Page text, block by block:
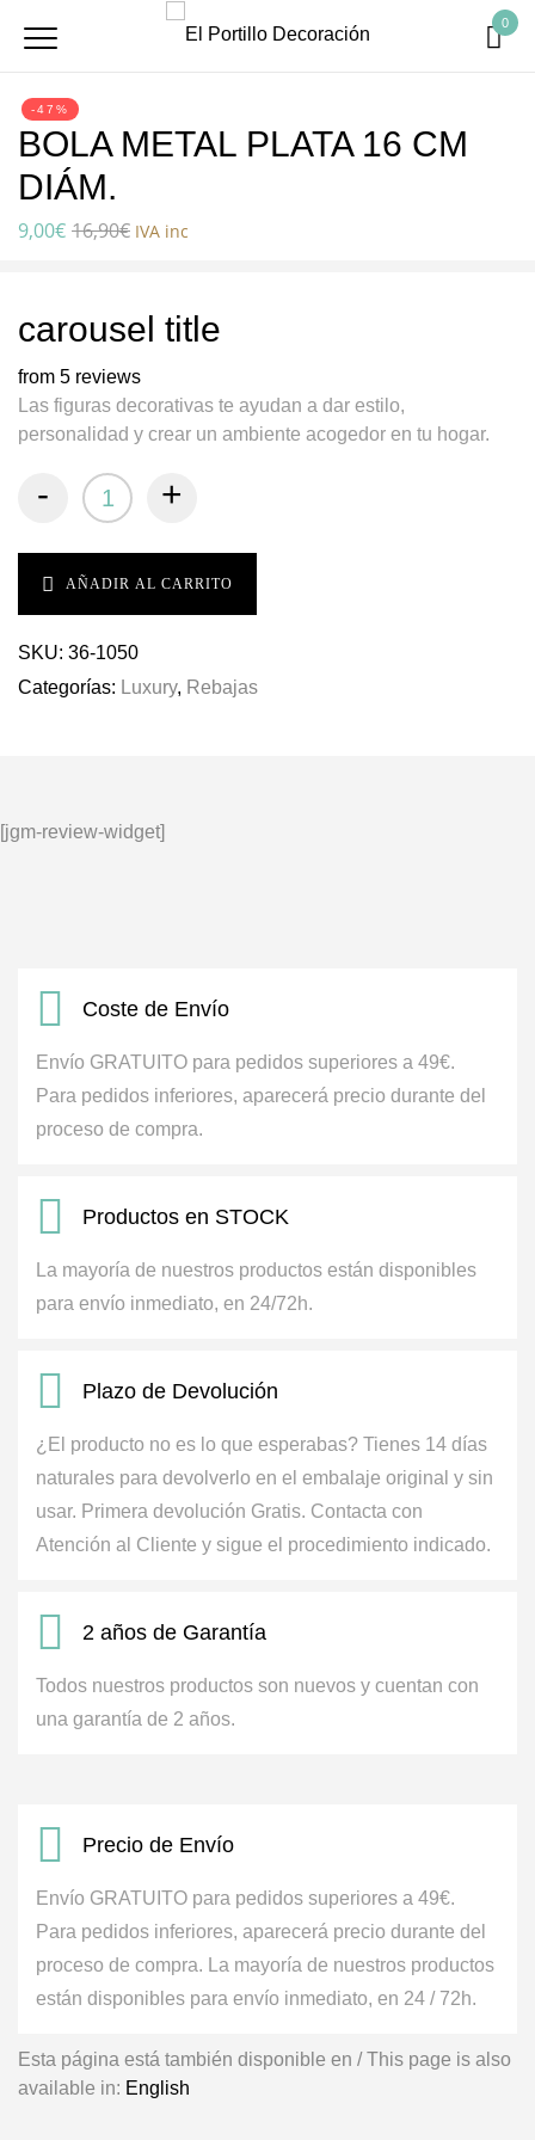
0
-47%
BOLA METAL PLATA 16 CM
DIÁM.
16,90€
9,00€ IVA inc
carousel title
from 5 reviews
Las figuras decorativas te ayudan a dar estilo,
personalidad y crear un ambiente acogedor en tu hogar.
- +
AÑADIR AL CARRITO
SKU: 36-1050
Categorías: Luxury, Rebajas
[jgm-review-widget]
Coste de Envío
Envío GRATUITO para pedidos superiores a 49€.
Para pedidos inferiores, aparecerá precio durante del
proceso de compra.
Productos en STOCK
La mayoría de nuestros productos están disponibles
para envío inmediato, en 24/72h.
Plazo de Devolución
¿El producto no es lo que esperabas? Tienes 14 días
naturales para devolverlo en el embalaje original y sin
usar. Primera devolución Gratis. Contacta con
Atención al Cliente y sigue el procedimiento indicado.
2 años de Garantía
Todos nuestros productos son nuevos y cuentan con
una garantía de 2 años.
Precio de Envío
Envío GRATUITO para pedidos superiores a 49€.
Para pedidos inferiores, aparecerá precio durante del
proceso de compra. La mayoría de nuestros productos
están disponibles para envío inmediato, en 24 / 72h.
Esta página está también disponible en / This page is also
available in: English